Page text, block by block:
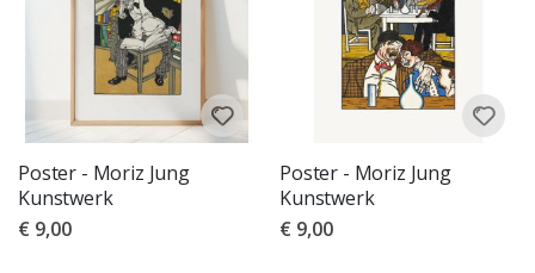
Poster - Moriz Jung
Kunstwerk
€ 9,00
Poster - Moriz Jung
Kunstwerk
€ 9,00